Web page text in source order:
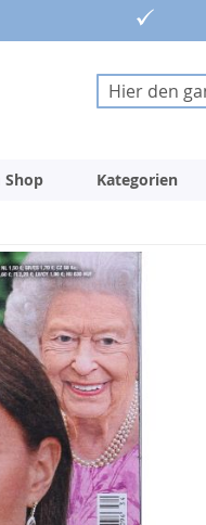
Suche
Shop Kategorien